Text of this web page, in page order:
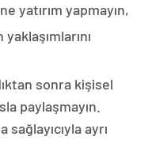
yatırım yapmayın,
sonra kişisel
paylaşmayın.
ayrı